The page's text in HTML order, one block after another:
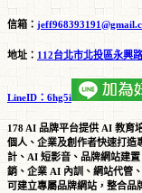
信箱：
地址： 112台北市北投區永興
LineID：6hg5i
178 AI 品牌平台提供 AI 教育
個人、企業及創作者快速打
計、AI 短影音、品牌網站建
銷、企業 AI 內訓、網站代管
可建立專屬品牌網站，整合品